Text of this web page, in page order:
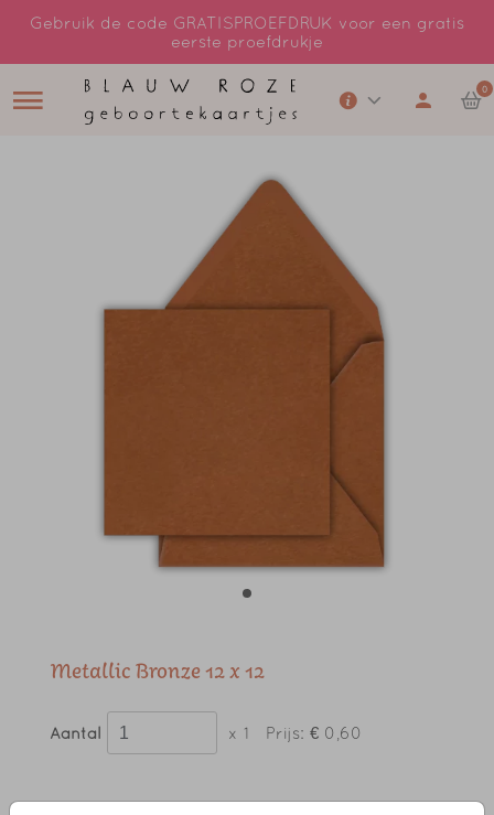
Gebruik de code GRATISPROEFDRUK voor een gratis
eerste proefdrukje
0
Metallic Bronze 12 x 12
Aantal x 1 Prijs: € 0,60